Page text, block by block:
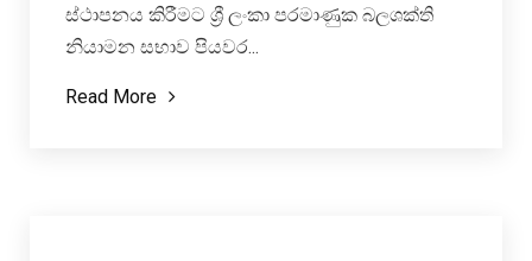
ස්ථාපනය කිරීමට ශ්‍රී ලංකා පරමාණුක බලශක්ති
නියාමන සභාව පියවර...
Read More